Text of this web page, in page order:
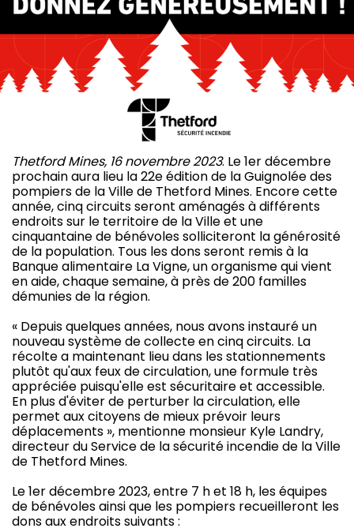
Thetford Mines, 16 novembre 2023. Le 1er décembre
prochain aura lieu la 22e édition de la Guignolée des
pompiers de la Ville de Thetford Mines. Encore cette
année, cinq circuits seront aménagés à différents
endroits sur le territoire de la Ville et une
cinquantaine de bénévoles solliciteront la générosité
de la population. Tous les dons seront remis à la
Banque alimentaire La Vigne, un organisme qui vient
en aide, chaque semaine, à près de 200 familles
démunies de la région.
« Depuis quelques années, nous avons instauré un
nouveau système de collecte en cinq circuits. La
récolte a maintenant lieu dans les stationnements
plutôt qu'aux feux de circulation, une formule très
appréciée puisqu'elle est sécuritaire et accessible.
En plus d'éviter de perturber la circulation, elle
permet aux citoyens de mieux prévoir leurs
déplacements », mentionne monsieur Kyle Landry,
directeur du Service de la sécurité incendie de la Ville
de Thetford Mines.
Le 1er décembre 2023, entre 7 h et 18 h, les équipes
de bénévoles ainsi que les pompiers recueilleront les
dons aux endroits suivants :